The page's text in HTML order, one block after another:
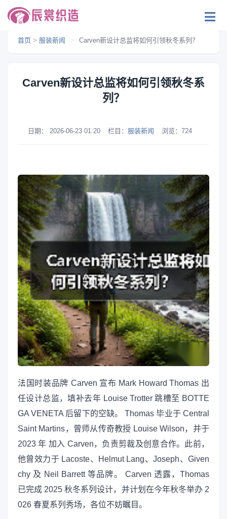
首页 > 服装新闻 > Carven新设计总监将如何引领秋冬系列？
Carven新设计总监将如何引领秋冬系
列？
日期： 2026-06-23 01:20 栏目： 服装新闻 浏览： 724
法国时装品牌 Carven 宣布 Mark Howard Thomas 出
任设计总监，填补去年 Louise Trotter 跳槽至 BOTTE
GA VENETA 后留下的空缺。 Thomas 毕业于 Central
Saint Martins，曾师从传奇教授 Louise Wilson，并于
2023 年 加入 Carven，负责剪裁及创意合作。此前，
他曾效力于 Lacoste、Helmut Lang、Joseph、Given
chy 及 Neil Barrett 等品牌。 Carven 透露，Thomas
已完成 2025 秋冬系列设计，并计划在今年秋冬举办 2
026 春夏系列秀场，各位不妨瞩目。